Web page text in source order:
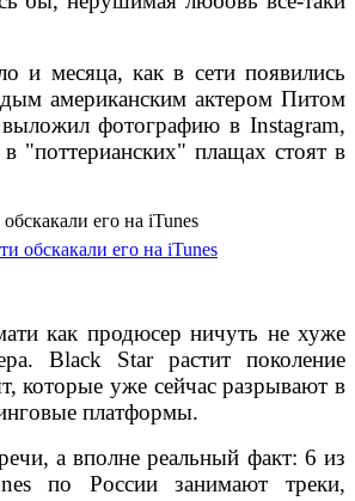
и месяца, как в сети появились
американским актером Питом
фотографию в Instagram,
"поттерианских" плащах стоят в
его на iTunes
как продюсер ничуть не хуже
Black Star растит поколение
которые уже сейчас разрывают в
платформы.
а вполне реальный факт: 6 из
по России занимают треки,